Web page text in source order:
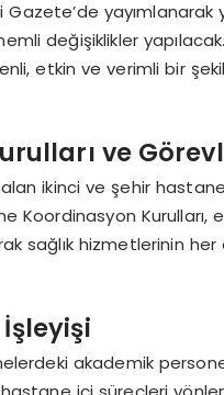
Gazete’de
değişiklikler
etkin ve verimli bir
ve
ikinci ve şehir
Koordinasyon
sağlık hizmetlerinin
akademik